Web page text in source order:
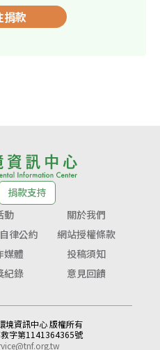
捐款
捐款支持
動
關於我們
律公約
網站授權條款
媒體
投稿須知
紀錄 意見回饋
資訊中心 版權所有
字第1141364365號